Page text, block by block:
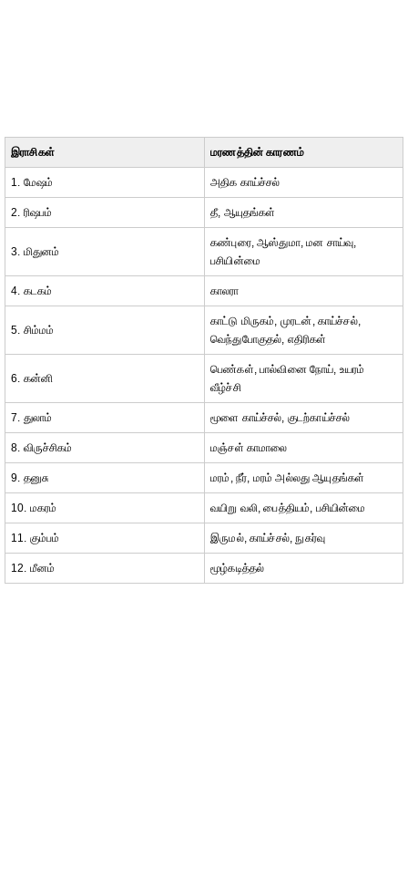
இராசிகள் மரணத்தின் காரணம்
1. மேஷம் அதிக காய்ச்சல்
2. ரிஷபம் தீ, ஆயுதங்கள்
3. மிதுனம்
கண்புரை, ஆஸ்துமா, மன சாய்வு,
பசியின்மை
4. கடகம் காலரா
5. சிம்மம்
காட்டு மிருகம், முரடன், காய்ச்சல்,
வெந்துபோகுதல், எதிரிகள்
6. கன்னி
பெண்கள், பால்வினை நோய், உயரம்
வீழ்ச்சி
7. துலாம் மூளை காய்ச்சல், குடற்காய்ச்சல்
8. விருச்சிகம் மஞ்சள் காமாலை
9. தனுசு மரம், நீர், மரம் அல்லது ஆயுதங்கள்
10. மகரம் வயிறு வலி, பைத்தியம், பசியின்மை
11. கும்பம் இருமல், காய்ச்சல், நுகர்வு
12. மீனம் மூழ்கடித்தல்